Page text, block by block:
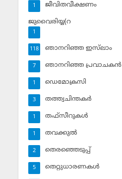
ജീവിതവീക്ഷണം
1
ജുവൈരിയ്യ(റ
1
ഞാനറിഞ്ഞ ഇസ്‌ലാം
118
ഞാനറിഞ്ഞ പ്രവാചകന്‍
7
ഡെമോക്രസി
1
തത്ത്വചിന്തകര്‍
3
തഫ്‌സീറുകള്‍
1
തവക്കുല്‍
1
തെരഞ്ഞെടുപ്പ്
2
തെറ്റുധാരണകള്‍
5